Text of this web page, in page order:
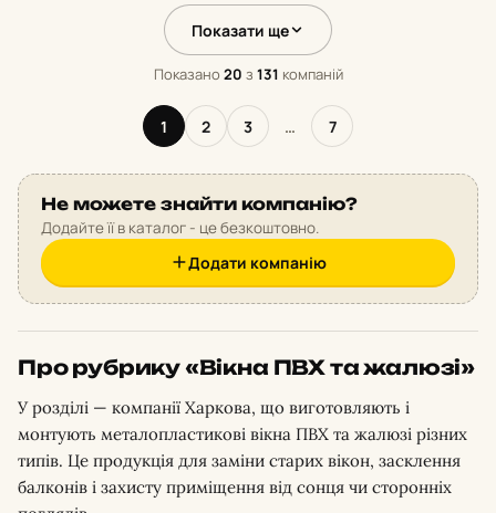
Показати ще
Показано 20 з 131 компаній
1 2 3 … 7
Не можете знайти компанію?
Додайте її в каталог - це безкоштовно.
Додати компанію
Про рубрику «Вікна ПВХ та жалюзі»
У розділі — компанії Харкова, що виготовляють і
монтують металопластикові вікна ПВХ та жалюзі різних
типів. Це продукція для заміни старих вікон, засклення
балконів і захисту приміщення від сонця чи сторонніх